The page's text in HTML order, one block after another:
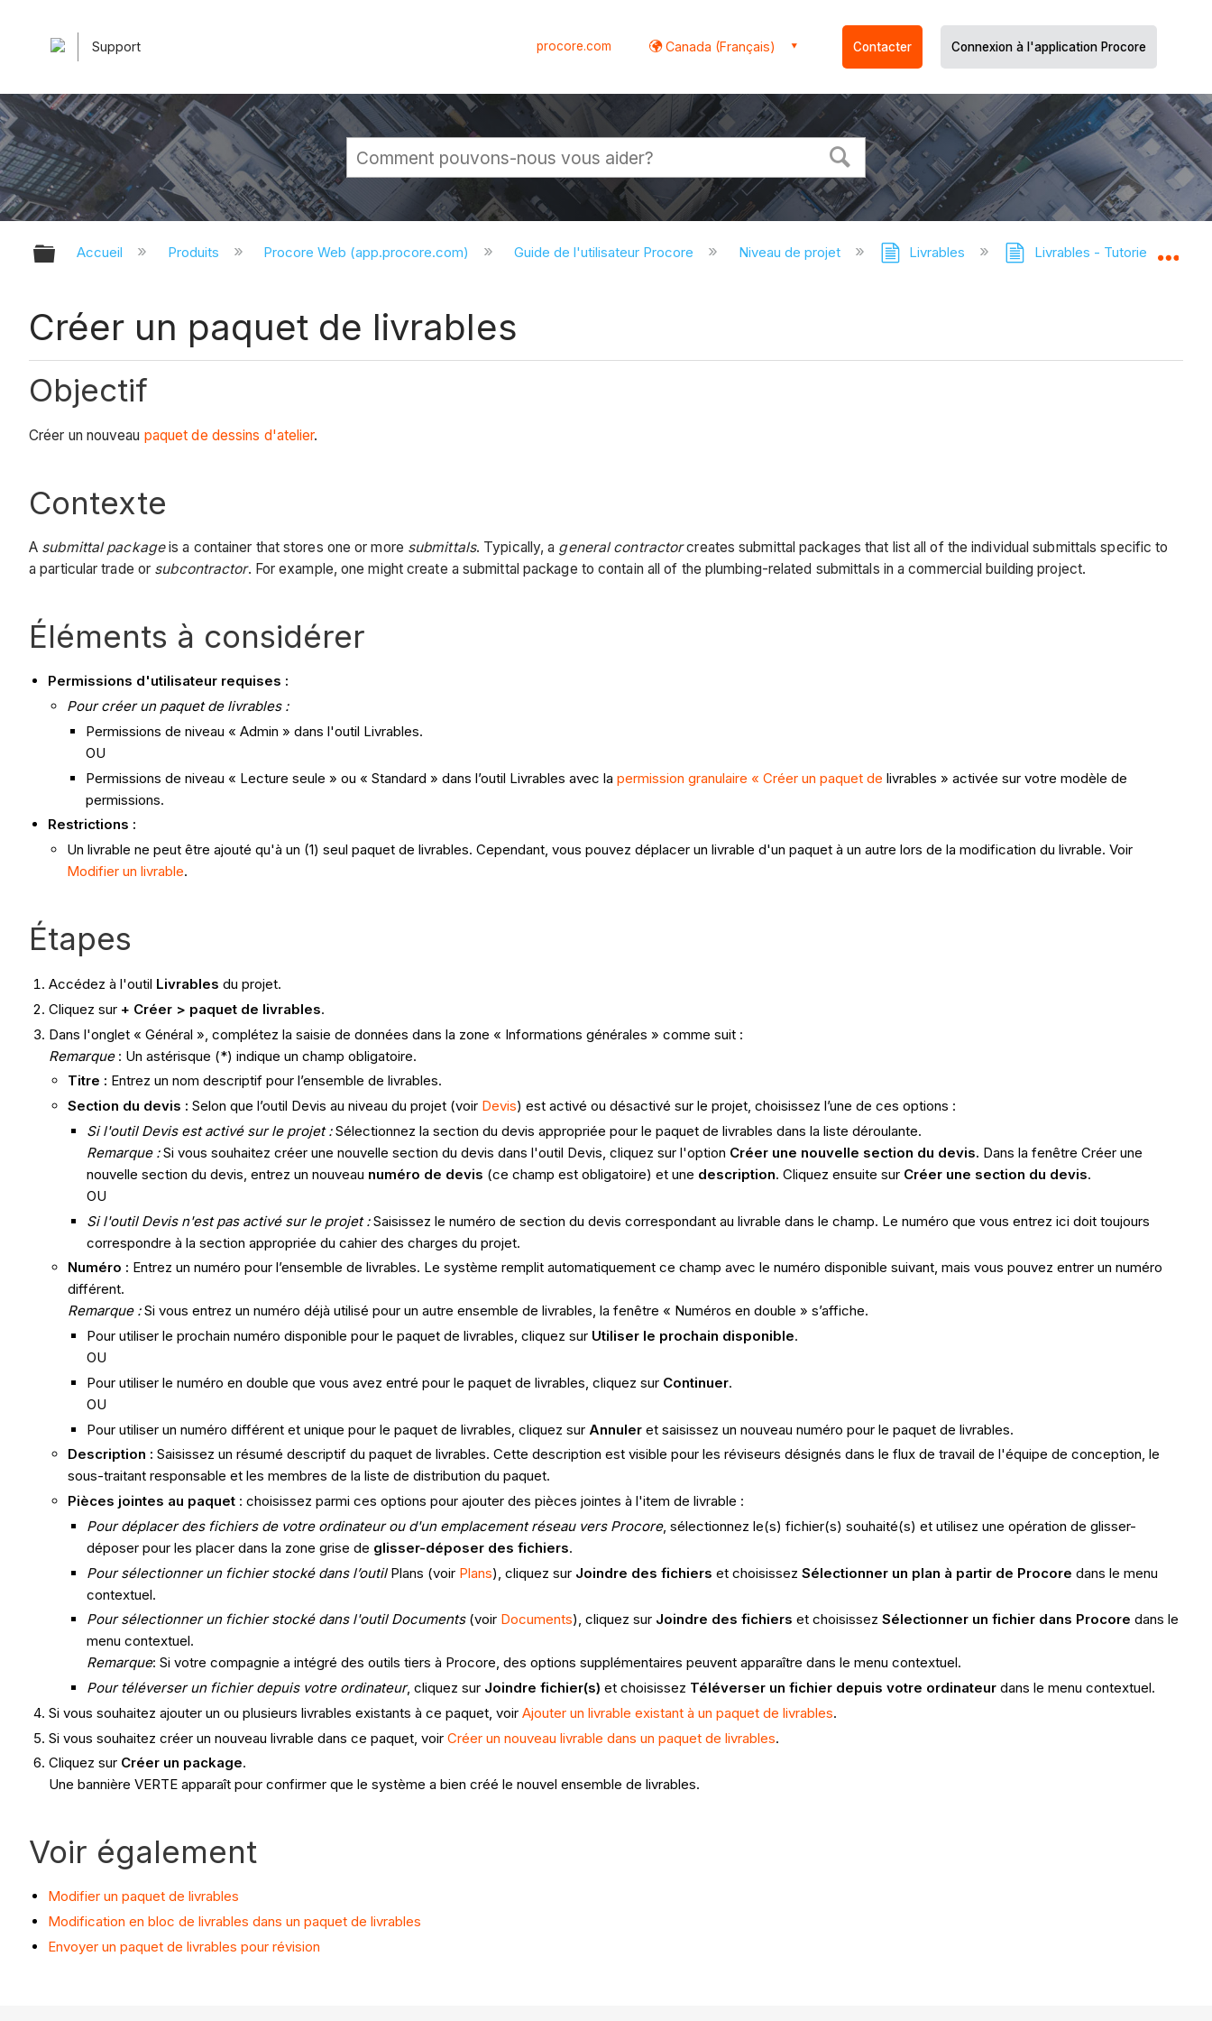
Support procore.com Canada (Français) Contacter Connexion à l'application Procore
Développer/réduire la hiérarchie globale
Accueil Produits Procore Web (app.procore.com) Guide de l'utilisateur Procore Niveau de projet Livrables Livrables - Tutoriels
Créer un paquet de livrables
Objectif
Créer un nouveau paquet de dessins d'atelier.
Contexte
A submittal packageis a container that stores one or more submittals. Typically, a general contractorcreates submittal packages that list all of the individual submittals specific to
a particular trade or subcontractor. For example, one might create a submittal package to contain all of the plumbing-related submittals in a commercial building project.
Éléments à considérer
Permissions d'utilisateur requises :
Pour créer un paquet de livrables :
Permissions de niveau « Admin » dans l'outil Livrables.
OU
Permissions de niveau « Lecture seule » ou « Standard » dans l’outil Livrables avec la permission granulaire « Créer un paquet de livrables » activée sur votre modèle de
permissions.
Restrictions :
Un livrable ne peut être ajouté qu'à un (1) seul paquet de livrables. Cependant, vous pouvez déplacer un livrable d'un paquet à un autre lors de la modification du livrable. Voir
Modifier un livrable.
Étapes
Accédez à l'outil Livrables du projet.
Cliquez sur + Créer > paquet de livrables.
Dans l'onglet « Général », complétez la saisie de données dans la zone « Informations générales » comme suit :
Remarque: Un astérisque (*) indique un champ obligatoire.
Titre : Entrez un nom descriptif pour l’ensemble de livrables.
Section du devis : Selon que l’outil Devis au niveau du projet (voir Devis) est activé ou désactivé sur le projet, choisissez l’une de ces options :
Si l'outil Devis est activé sur le projet :Sélectionnez la section du devis appropriée pour le paquet de livrables dans la liste déroulante.
Remarque :Si vous souhaitez créer une nouvelle section du devis dans l'outil Devis, cliquez sur l'option Créer une nouvelle section du devis. Dans la fenêtre Créer une
nouvelle section du devis, entrez un nouveau numéro de devis (ce champ est obligatoire) et une description. Cliquez ensuite sur Créer une section du devis.
OU
Si l'outil Devis n'est pas activé sur le projet :Saisissez le numéro de section du devis correspondant au livrable dans le champ. Le numéro que vous entrez ici doit toujours
correspondre à la section appropriée du cahier des charges du projet.
Numéro : Entrez un numéro pour l’ensemble de livrables. Le système remplit automatiquement ce champ avec le numéro disponible suivant, mais vous pouvez entrer un numéro
différent.
Remarque :Si vous entrez un numéro déjà utilisé pour un autre ensemble de livrables, la fenêtre « Numéros en double » s’affiche.
Pour utiliser le prochain numéro disponible pour le paquet de livrables, cliquez sur Utiliser le prochain disponible.
OU
Pour utiliser le numéro en double que vous avez entré pour le paquet de livrables, cliquez sur Continuer.
OU
Pour utiliser un numéro différent et unique pour le paquet de livrables, cliquez sur Annuler et saisissez un nouveau numéro pour le paquet de livrables.
Description : Saisissez un résumé descriptif du paquet de livrables. Cette description est visible pour les réviseurs désignés dans le flux de travail de l'équipe de conception, le
sous-traitant responsable et les membres de la liste de distribution du paquet.
Pièces jointes au paquet : choisissez parmi ces options pour ajouter des pièces jointes à l'item de livrable :
Pour déplacer des fichiers de votre ordinateur ou d'un emplacement réseau vers Procore, sélectionnez le(s) fichier(s) souhaité(s) et utilisez une opération de glisser-
déposer pour les placer dans la zone grise de glisser-déposer des fichiers.
Pour sélectionner un fichier stocké dans l’outilPlans (voir Plans), cliquez sur Joindre des fichierset choisissez Sélectionner un plan à partir de Procore dans le menu
contextuel.
Pour sélectionner un fichier stocké dans l'outil Documents (voir Documents), cliquez sur Joindre des fichiers et choisissezSélectionner un fichier dans Procore dans le
menu contextuel.
Remarque: Si votre compagnie a intégré des outils tiers à Procore, des options supplémentaires peuvent apparaître dans le menu contextuel.
Pour téléverser un fichier depuis votre ordinateur, cliquez sur Joindre fichier(s)et choisissez Téléverser un fichier depuis votre ordinateur dans le menu contextuel.
Si vous souhaitez ajouter un ou plusieurs livrables existants à ce paquet, voirAjouter un livrable existant à un paquet de livrables.
Si vous souhaitez créer un nouveau livrable dans ce paquet, voirCréer un nouveau livrable dans un paquet de livrables.
Cliquez sur Créer un package.
Une bannière VERTE apparaît pour confirmer que le système a bien créé le nouvel ensemble de livrables.
Voir également
Modifier un paquet de livrables
Modification en bloc de livrables dans un paquet de livrables
Envoyer un paquet de livrables pour révision